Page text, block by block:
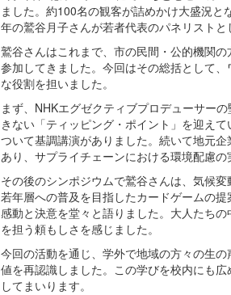
ました。約100名の観客が詰めかけ大盛況
年の鷲谷月子さんが若者代表のパネリストと
鷲谷さんはこれまで、市の民間・公的機関
参加してきました。今回はその総括として
な役割を担いました。
まず、NHKエグゼクティブプロデューサー
きない「ティッピング・ポイント」を迎え
ついて基調講演がありました。続いて地元
あり、サプライチェーンにおける環境配慮の
その後のシンポジウムで鷲谷さんは、気候変
若年層への普及を目指したカードゲームの
感動と決意を堂々と語りました。大人たち
を担う頼もしさを感じました。
今回の活動を通じ、学外で地域の方々の生
値を再認識しました。この学びを校内にも
してまいります。